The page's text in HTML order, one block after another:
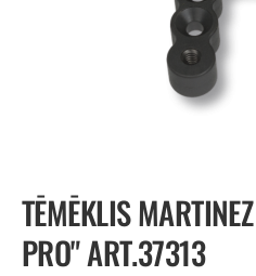
TĒMĒKLIS
PRO" ART.37313